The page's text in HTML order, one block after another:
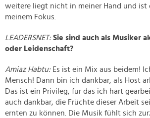
weitere liegt nicht in meiner Hand und
meinem Fokus.
LEADERSNET:Sie sind auch als Musiker
oder Leidenschaft?
Amiaz Habtu:Es ist ein Mix aus beidem!
Mensch! Dann bin ich dankbar, als Host
Das ist ein Privileg, für das ich hart
auch dankbar, die Früchte dieser Arbeit
ernten zu können. Die Musik fühlt sich